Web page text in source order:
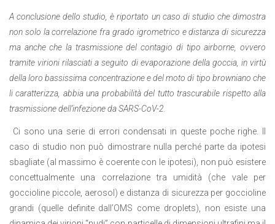
A conclusione dello studio, è riportato un caso di studio che dimostra
non solo la correlazione fra grado igrometrico e distanza di sicurezza
ma anche che la trasmissione del contagio di tipo airborne, ovvero
tramite virioni rilasciati a seguito di evaporazione della goccia, in virtù
della loro bassissima concentrazione e del moto di tipo browniano che
li caratterizza, abbia una probabilità del tutto trascurabile rispetto alla
trasmissione dell’infezione da SARS-CoV-2.
Ci sono una serie di errori condensati in queste poche righe. Il
caso di studio non può dimostrare nulla perché parte da ipotesi
sbagliate (al massimo è coerente con le ipotesi), non può esistere
concettualmente una correlazione tra umidità (che vale per
goccioline piccole, aerosol) e distanza di sicurezza per goccioline
grandi (quelle definite dall’OMS come droplets), non esiste una